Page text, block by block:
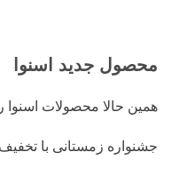
محصول جدید اسنوا
همین حالا محصولات اسنوا
جشنواره زمستانی با